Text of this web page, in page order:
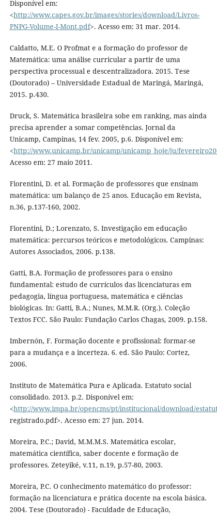
Disponível em:
<http://www.capes.gov.br/images/stories/download/Livros-
PNPG-Volume-I-Mont.pdf>. Acesso em: 31 mar. 2014.
Caldatto, M.E. O Profmat e a formação do professor de
Matemática: uma análise curricular a partir de uma
perspectiva processual e descentralizadora. 2015. Tese
(Doutorado) – Universidade Estadual de Maringá, Maringá,
2015. p.430.
Druck, S. Matemática brasileira sobe em ranking, mas ainda
precisa aprender a somar competências. Jornal da
Unicamp, Campinas, 14 fev. 2005, p.6. Disponível em:
<http://www.unicamp.br/unicamp/unicamp_hoje/ju/
Acesso em: 27 maio 2011.
Fiorentini, D. et al. Formação de professores que ensinam
matemática: um balanço de 25 anos. Educação em Revista,
n.36, p.137-160, 2002.
Fiorentini, D.; Lorenzato, S. Investigação em educação
matemática: percursos teóricos e metodológicos. Campinas:
Autores Associados, 2006. p.138.
Gatti, B.A. Formação de professores para o ensino
fundamental: estudo de currículos das licenciaturas em
pedagogia, língua portuguesa, matemática e ciências
biológicas. In: Gatti, B.A.; Nunes, M.M.R. (Org.). Coleção
Textos FCC. São Paulo: Fundação Carlos Chagas, 2009. p.158.
Imbernón, F. Formação docente e profissional: formar-se
para a mudança e a incerteza. 6. ed. São Paulo: Cortez,
2006.
Instituto de Matemática Pura e Aplicada. Estatuto social
consolidado. 2013. p.2. Disponível em:
<http://www.impa.br/opencms/pt/institucional/download/
registrado.pdf>. Acesso em: 27 jun. 2014.
Moreira, P.C.; David, M.M.M.S. Matemática escolar,
matemática científica, saber docente e formação de
professores. Zeteyiké, v.11, n.19, p.57-80, 2003.
Moreira, P.C. O conhecimento matemático do professor:
formação na licenciatura e prática docente na escola básica.
2004. Tese (Doutorado) - Faculdade de Educação,